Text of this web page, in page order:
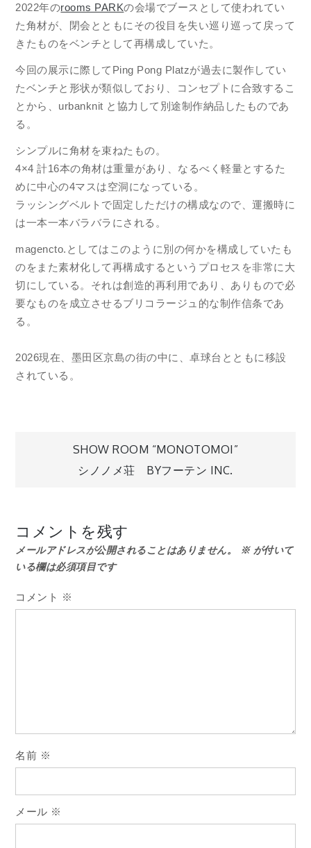
2022年のrooms PARKの会場でブースとして使われてい
た角材が、閉会とともにその役目を失い巡り巡って戻って
きたものをベンチとして再構成していた。
今回の展示に際してPing Pong Platzが過去に製作してい
たベンチと形状が類似しており、コンセプトに合致するこ
とから、urbanknit と協力して別途制作納品したものであ
る。
シンプルに角材を束ねたもの。
4×4 計16本の角材は重量があり、なるべく軽量とするた
めに中心の4マスは空洞になっている。
ラッシングベルトで固定しただけの構成なので、運搬時に
は一本一本バラバラにされる。
magencto.としてはこのように別の何かを構成していたも
のをまた素材化して再構成するというプロセスを非常に大
切にしている。それは創造的再利用であり、ありもので必
要なものを成立させるブリコラージュ的な制作信条であ
る。
2026現在、墨田区京島の街の中に、卓球台とともに移設
されている。
ナ
ビ
ゲ
ン
SHOW ROOM “MONOTOMOI”
シノノメ荘 BYフーテン INC.
コメントを残す
メールアドレスが公開されることはありません。 ※が付いて
いる欄は必須項目です
コメント ※
名前 ※
メール ※